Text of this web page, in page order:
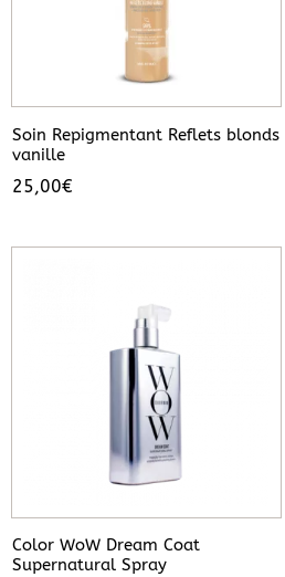
Soin Repigmentant Reflets blonds
vanille
25,00€
Color WoW Dream Coat
Supernatural Spray